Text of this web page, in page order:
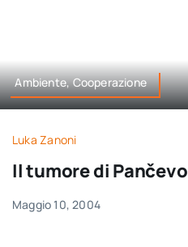
Ambiente, Cooperazione
Luka Zanoni
Il tumore di Pančevo
Maggio 10, 2004